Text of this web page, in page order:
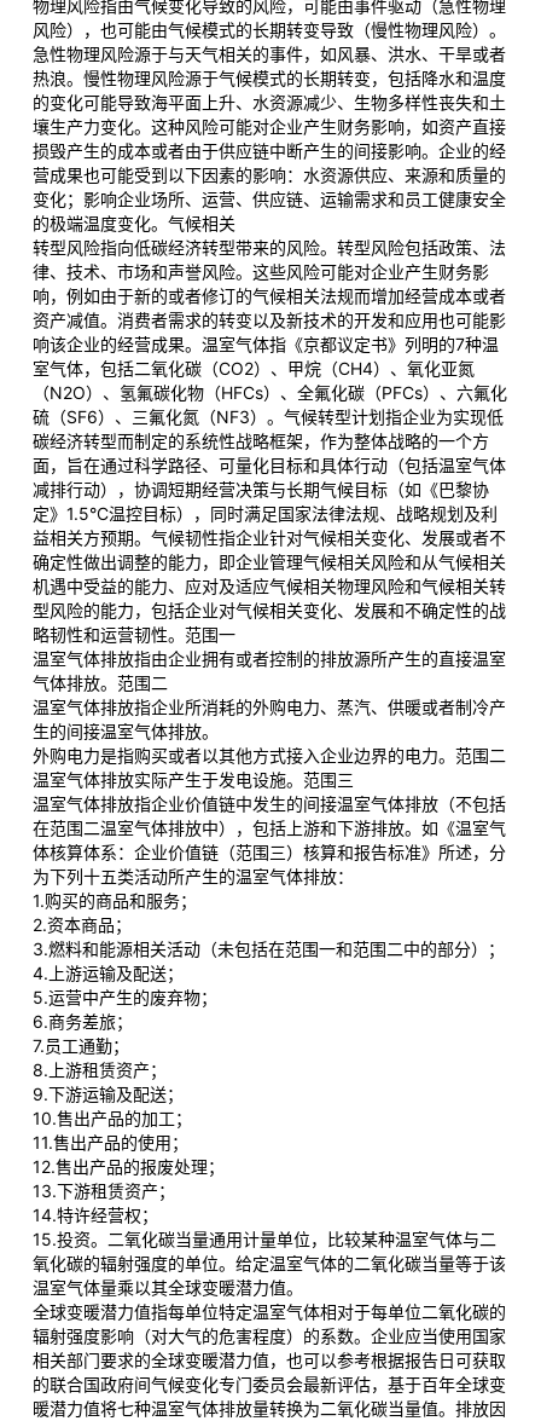
物理风险指由气候变化导致的风险，可能由事件驱动（急性物理
风险），也可能由气候模式的长期转变导致（慢性物理风险）。
急性物理风险源于与天气相关的事件，如风暴、洪水、干旱或者
热浪。慢性物理风险源于气候模式的长期转变，包括降水和温度
的变化可能导致海平面上升、水资源减少、生物多样性丧失和土
壤生产力变化。这种风险可能对企业产生财务影响，如资产直接
损毁产生的成本或者由于供应链中断产生的间接影响。企业的经
营成果也可能受到以下因素的影响：水资源供应、来源和质量的
变化；影响企业场所、运营、供应链、运输需求和员工健康安全
的极端温度变化。气候相关
转型风险指向低碳经济转型带来的风险。转型风险包括政策、法
律、技术、市场和声誉风险。这些风险可能对企业产生财务影
响，例如由于新的或者修订的气候相关法规而增加经营成本或者
资产减值。消费者需求的转变以及新技术的开发和应用也可能影
响该企业的经营成果。温室气体指《京都议定书》列明的7种温
室气体，包括二氧化碳（CO2）、甲烷（CH4）、氧化亚氮
（N2O）、氢氟碳化物（HFCs）、全氟化碳（PFCs）、六氟化
硫（SF6）、三氟化氮（NF3）。气候转型计划指企业为实现低
碳经济转型而制定的系统性战略框架，作为整体战略的一个方
面，旨在通过科学路径、可量化目标和具体行动（包括温室气体
减排行动），协调短期经营决策与长期气候目标（如《巴黎协
定》1.5°C温控目标），同时满足国家法律法规、战略规划及利
益相关方预期。气候韧性指企业针对气候相关变化、发展或者不
确定性做出调整的能力，即企业管理气候相关风险和从气候相关
机遇中受益的能力、应对及适应气候相关物理风险和气候相关转
型风险的能力，包括企业对气候相关变化、发展和不确定性的战
略韧性和运营韧性。范围一
温室气体排放指由企业拥有或者控制的排放源所产生的直接温室
气体排放。范围二
温室气体排放指企业所消耗的外购电力、蒸汽、供暖或者制冷产
生的间接温室气体排放。
外购电力是指购买或者以其他方式接入企业边界的电力。范围二
温室气体排放实际产生于发电设施。范围三
温室气体排放指企业价值链中发生的间接温室气体排放（不包括
在范围二温室气体排放中），包括上游和下游排放。如《温室气
体核算体系：企业价值链（范围三）核算和报告标准》所述，分
为下列十五类活动所产生的温室气体排放：
1.购买的商品和服务；
2.资本商品；
3.燃料和能源相关活动（未包括在范围一和范围二中的部分）；
4.上游运输及配送；
5.运营中产生的废弃物；
6.商务差旅；
7.员工通勤；
8.上游租赁资产；
9.下游运输及配送；
10.售出产品的加工；
11.售出产品的使用；
12.售出产品的报废处理；
13.下游租赁资产；
14.特许经营权；
15.投资。二氧化碳当量通用计量单位，比较某种温室气体与二
氧化碳的辐射强度的单位。给定温室气体的二氧化碳当量等于该
温室气体量乘以其全球变暖潜力值。
全球变暖潜力值指每单位特定温室气体相对于每单位二氧化碳的
辐射强度影响（对大气的危害程度）的系数。企业应当使用国家
相关部门要求的全球变暖潜力值，也可以参考根据报告日可获取
的联合国政府间气候变化专门委员会最新评估，基于百年全球变
暖潜力值将七种温室气体排放量转换为二氧化碳当量值。排放因